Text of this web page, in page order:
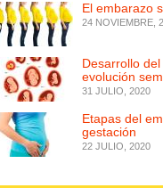
El embarazo
24 NOVIEMBRE,
Desarrollo
evolución
31 JULIO, 2020
Etapas del
gestación
22 JULIO, 2020